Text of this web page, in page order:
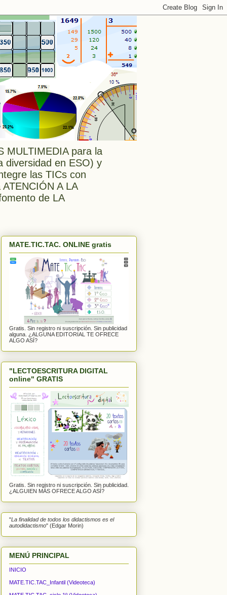
MULTIMEDIA para la
diversidad en ESO) y
las TICs con
A LA
de LA
MATE.TIC.TAC. ONLINE gratis
Gratis. Sin registro ni suscripción. Sin publicidad
alguna. ¿ALGUNA EDITORIAL TE OFRECE
ALGO ASÍ?
"LECTOESCRITURA DIGITAL
online" GRATIS
Gratis. Sin registro ni suscripción. Sin publicidad.
¿ALGUIEN MÁS OFRECE ALGO ASÍ?
"La finalidad de todos los didactismos es el
autodidactismo" (Edgar Morin)
MENÚ PRINCIPAL
INICIO
MATE.TIC.TAC_Infantil (Videoteca)